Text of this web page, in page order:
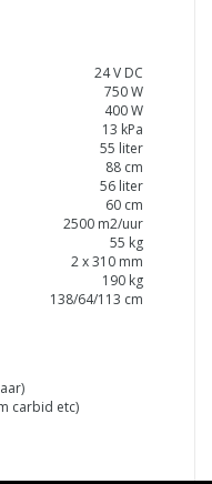
24 V DC
750 W
400 W
13 kPa
55 liter
88 cm
56 liter
60 cm
2500 m2/uur
55 kg
2 x 310 mm
190 kg
138/64/113 cm
carbid etc)